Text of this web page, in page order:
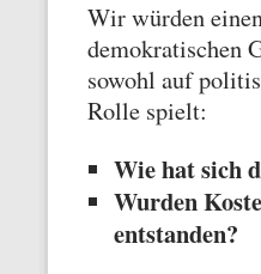
Wir würden
demokratischen
sowohl auf
Rolle spielt:
Wie hat sich
Wurden
entstanden?